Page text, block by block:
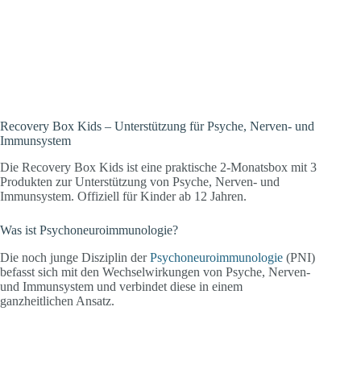
Recovery Box Kids – Unterstützung für Psyche, Nerven- und
Immunsystem
Die Recovery Box Kids ist eine praktische 2-Monatsbox mit 3
Produkten zur Unterstützung von Psyche, Nerven- und
Immunsystem. Offiziell für Kinder ab 12 Jahren.
Was ist Psychoneuroimmunologie?
Die noch junge Disziplin derPsychoneuroimmunologie (PNI)
befasst sich mit den Wechselwirkungen von Psyche, Nerven-
und Immunsystem und verbindet diese in einem
ganzheitlichen Ansatz.